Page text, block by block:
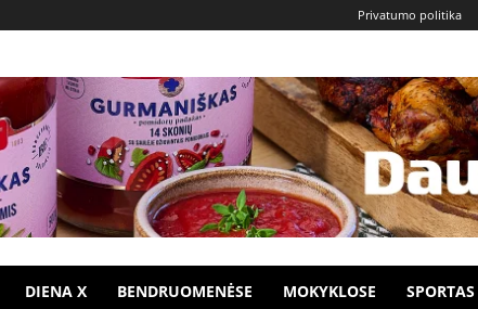
Privatumo politika
DIENA X BENDRUOMENĖSE MOKYKLOSE SPORTAS